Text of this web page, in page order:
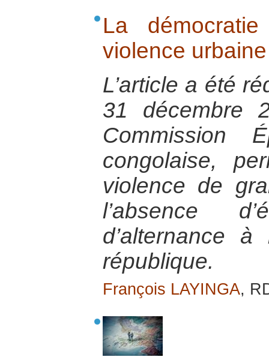
La
violence
L’article a été
31 décembre
Commission
congolaise,
violence de
l’absence
d’alternance
république.
François LAYINGA,